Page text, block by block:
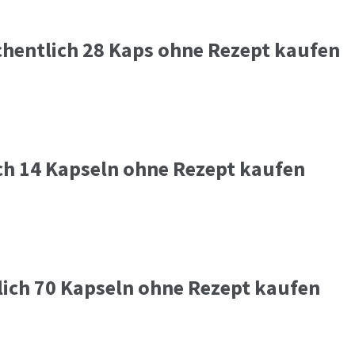
28 Kaps ohne Rezept kaufen
14 Kapseln ohne Rezept kaufen
70 Kapseln ohne Rezept kaufen